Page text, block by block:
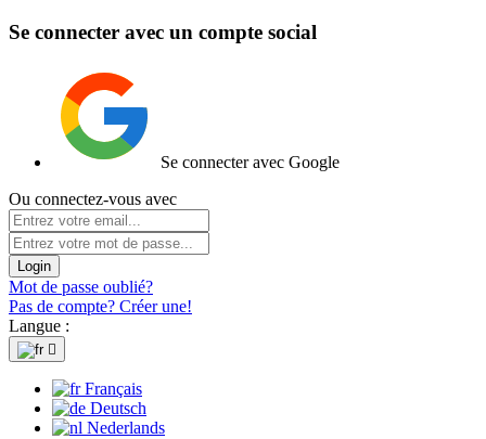
Se connecter avec un compte social
Se connecter avec Google
Ou connectez-vous avec
Login
Mot de passe oublié?
Pas de compte? Créer une!
Langue :

Français
Deutsch
Nederlands